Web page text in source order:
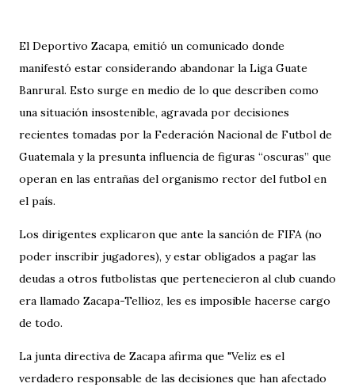
El Deportivo Zacapa, emitió un comunicado donde
manifestó estar considerando abandonar la Liga Guate
Banrural. Esto surge en medio de lo que describen como
una situación insostenible, agravada por decisiones
recientes tomadas por la Federación Nacional de Futbol de
Guatemala y la presunta influencia de figuras “oscuras” que
operan en las entrañas del organismo rector del futbol en
el país.
Los dirigentes explicaron que ante la sanción de FIFA (no
poder inscribir jugadores), y estar obligados a pagar las
deudas a otros futbolistas que pertenecieron al club cuando
era llamado Zacapa-Tellioz, les es imposible hacerse cargo
de todo.
La junta directiva de Zacapa afirma que "Veliz es el
verdadero responsable de las decisiones que han afectado